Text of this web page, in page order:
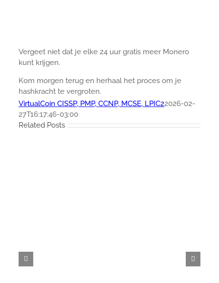
Vergeet niet dat je elke 24 uur gratis meer Monero
kunt krijgen.
Kom morgen terug en herhaal het proces om je
hashkracht te vergroten.
VirtualCoin CISSP, PMP, CCNP, MCSE, LPIC22026-02-
27T16:17:46-03:00
Related Posts